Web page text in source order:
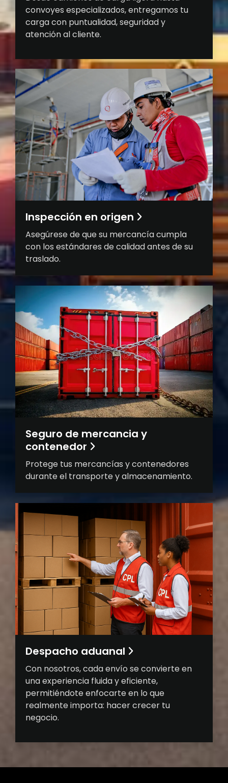
convoyes especializados, entregamos tu
carga con puntualidad, seguridad y
atención al cliente.
Inspección en origen
Asegúrese de que su mercancía cumpla
con los estándares de calidad antes de su
traslado.
Seguro de mercancia y
contenedor
Protege tus mercancías y contenedores
durante el transporte y almacenamiento.
Despacho aduanal
Con nosotros, cada envío se convierte en
una experiencia fluida y eficiente,
permitiéndote enfocarte en lo que
realmente importa: hacer crecer tu
negocio.